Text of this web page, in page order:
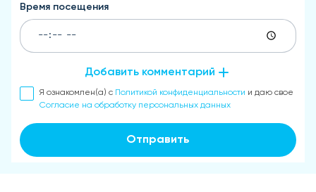
Время посещения
Добавить комментарий
Я ознакомлен(а) с Политикой конфиденциальности и даю свое
Согласие на обработку персональных данных
Отправить